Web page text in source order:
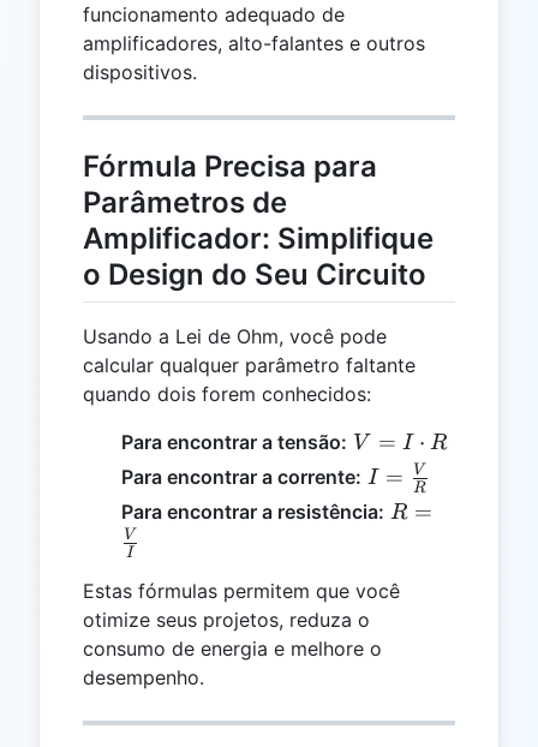
funcionamento adequado de
amplificadores, alto-falantes e outros
dispositivos.
Fórmula Precisa para
Parâmetros de
Amplificador: Simplifique
o Design do Seu Circuito
Usando a Lei de Ohm, você pode
calcular qualquer parâmetro faltante
quando dois forem conhecidos:
Para encontrar a tensão: V = I
\cdot
V = I ⋅ R
Para encontrar a corrente: I =
\frac{V}
I = R
V
Para encontrar a resistência: R =
R =
I
V
Estas fórmulas permitem que você
otimize seus projetos, reduza o
consumo de energia e melhore o
desempenho.